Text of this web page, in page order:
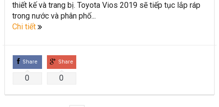
thiết kế và trang bị. Toyota Vios 2019 sẽ tiếp tục lắp ráp
trong nước và phân phố...
Chi tiết
Share
0
Share
0